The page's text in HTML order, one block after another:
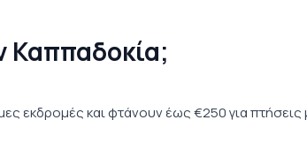
Καππαδοκία;
εκδρομές και φτάνουν έως €250 για πτήσεις